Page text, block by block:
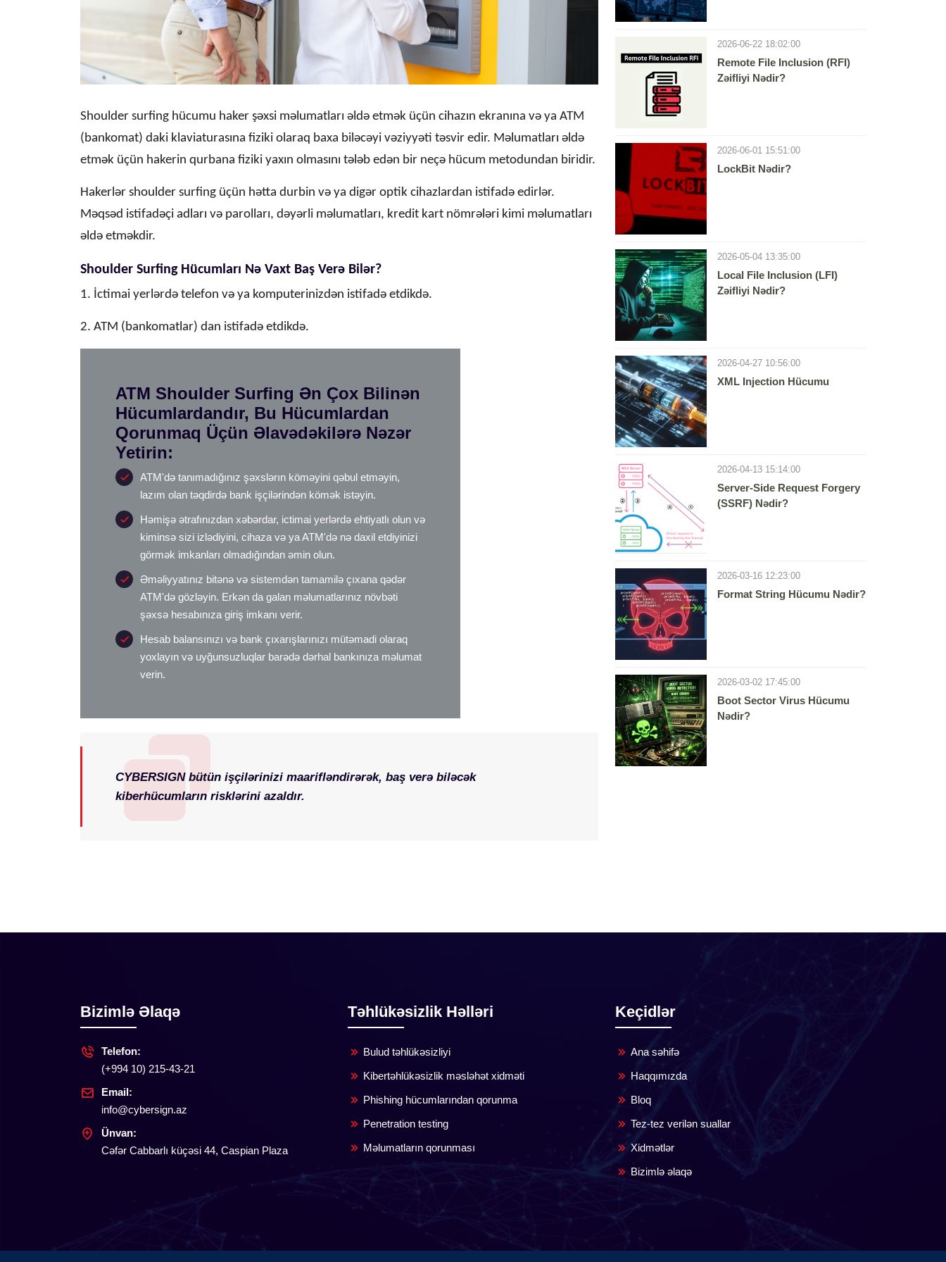
Shoulder surfing hücumu haker şəxsi məlumatları əldə etmək üçün cihazın ekranına və ya ATM
(bankomat) daki klaviaturasına fiziki olaraq baxa biləcəyi vəziyyəti təsvir edir. Məlumatları əldə
etmək üçün hakerin qurbana fiziki yaxın olmasını tələb edən bir neçə hücum metodundan biridir.
Hakerlər shoulder surfing üçün hətta durbin və ya digər optik cihazlardan istifadə edirlər.
Məqsəd istifadəçi adları və parolları, dəyərli məlumatları, kredit kart nömrələri kimi məlumatları
əldə etməkdir.
Shoulder Surfing Hücumları Nə Vaxt Baş Verə Bilər?
1. İctimai yerlərdə telefon və ya komputerinizdən istifadə etdikdə.
2. ATM (bankomatlar) dan istifadə etdikdə.
ATM Shoulder Surfing Ən Çox Bilinən
Hücumlardandır, Bu Hücumlardan
Qorunmaq Üçün Əlavədəkilərə Nəzər
Yetirin:
ATM'də tanımadığınız şəxslərın köməyini qəbul etməyin,
lazım olan təqdirdə bank işçilərindən kömək istəyin.
Həmişə ətrafınızdan xəbərdar, ictimai yerlərdə ehtiyatlı olun və
kiminsə sizi izlədiyini, cihaza və ya ATM'də nə daxil etdiyinizi
görmək imkanları olmadığından əmin olun.
Əməliyyatınız bitənə və sistemdən tamamilə çıxana qədər
ATM'də gözləyin. Erkən da galan məlumatlarınız növbəti
şəxsə hesabınıza giriş imkanı verir.
Hesab balansınızı və bank çıxarışlarınızı mütəmadi olaraq
yoxlayın və uyğunsuzluqlar barədə dərhal bankınıza məlumat
verin.
CYBERSIGN bütün işçilərinizi maarifləndirərək, baş verə biləcək
kiberhücumların risklərini azaldır.
2026-06-22 18:02:00
Remote File Inclusion (RFI)
Zəifliyi Nədir?
2026-06-01 15:51:00
LockBit Nədir?
2026-05-04 13:35:00
Local File Inclusion (LFI)
Zəifliyi Nədir?
2026-04-27 10:56:00
XML Injection Hücumu
2026-04-13 15:14:00
Server-Side Request Forgery
(SSRF) Nədir?
2026-03-16 12:23:00
Format String Hücumu Nədir?
2026-03-02 17:45:00
Boot Sector Virus Hücumu
Nədir?
Bizimlə Əlaqə
Telefon:
(+994 10) 215-43-21
Email:
info@cybersign.az
Ünvan:
Cəfər Cabbarlı küçəsi 44, Caspian Plaza
Təhlükəsizlik Həlləri
Bulud təhlükəsizliyi
Kibertəhlükəsizlik məsləhət xidməti
Phishing hücumlarından qorunma
Penetration testing
Məlumatların qorunması
Keçidlər
Ana səhifə
Haqqımızda
Bloq
Tez-tez verilən suallar
Xidmətlər
Bizimlə əlaqə